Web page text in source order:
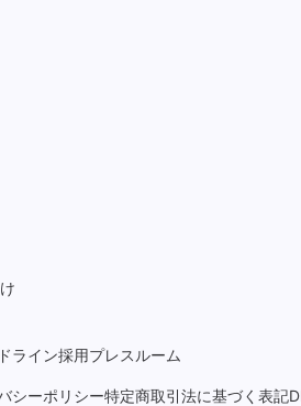
ライン採用プレスルーム
シーポリシー特定商取引法に基づく表記